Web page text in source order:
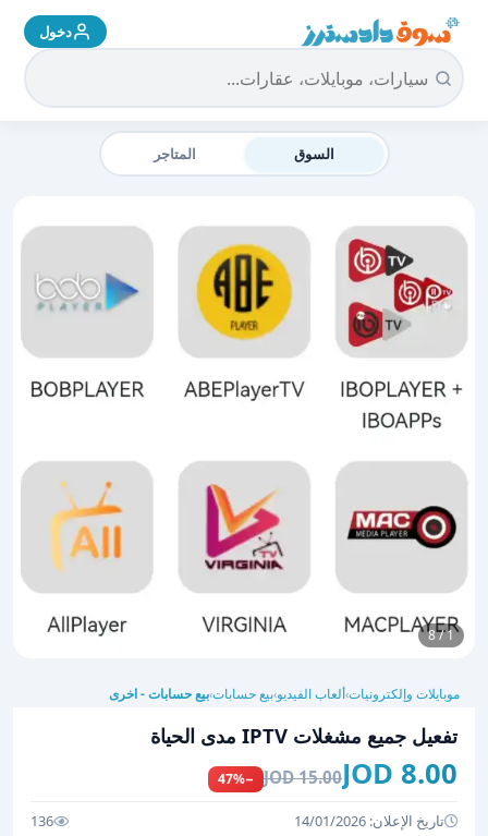
سوق دادسترز الرئيسية دخول
السوق المتاجر
1 / 8
موبايلات وإلكترونيات›ألعاب الفيديو›بيع حسابات›بيع حسابات - اخرى
تفعيل جميع مشغلات IPTV مدى الحياة
8.00 JOD
15.00 JOD
−47%
تاريخ الإعلان: 14/01/2026 136